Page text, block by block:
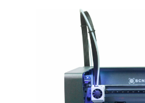
l'entrada